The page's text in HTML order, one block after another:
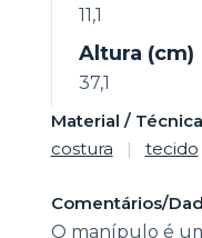
11,1
Altura (cm)
37,1
Material / Técnica
costura
| tecido
Comentários/
O manípulo é